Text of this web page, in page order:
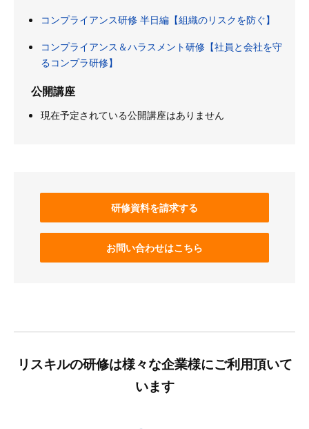
コンプライアンス研修 半日編【組織のリスクを防ぐ】
コンプライアンス＆ハラスメント研修【社員と会社を守
るコンプラ研修】
公開講座
現在予定されている公開講座はありません
研修資料を請求する
お問い合わせはこちら
リスキルの研修は様々な企業様にご利用頂いて
います